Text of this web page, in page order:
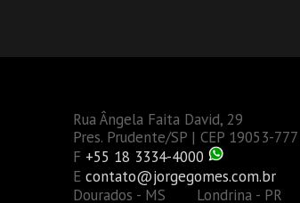
Rua Ângela Faita David, 29
Pres. Prudente/SP | CEP 19053-777
F +55 18 3334-4000
E contato@jorgegomes.com.br
Dourados - MS Londrina - PR